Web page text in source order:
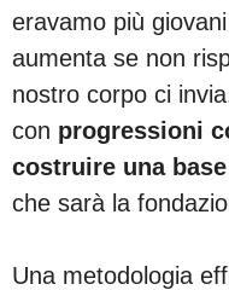
eravamo più
aumenta se non
nostro corpo ci
con progressioni
costruire una
che sarà la
Una metodologia